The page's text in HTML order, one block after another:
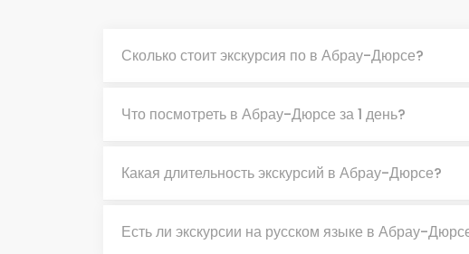
Сколько стоит экскурсия по в Абрау-Дюрсе?
Что посмотреть в Абрау-Дюрсе за 1 день?
Какая длительность экскурсий в Абрау-Дюрсе?
Есть ли экскурсии на русском языке в Абрау-